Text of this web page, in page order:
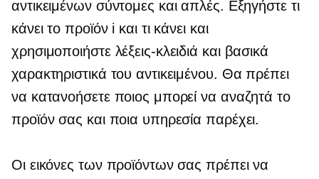
αντικειμένων σύντομες και απλές. Εξηγήστε τι
κάνει το προϊόν i και τι κάνει και
χρησιμοποιήστε λέξεις-κλειδιά και βασικά
χαρακτηριστικά του αντικειμένου. Θα πρέπει
να κατανοήσετε ποιος μπορεί να αναζητά το
προϊόν σας και ποια υπηρεσία παρέχει.
Οι εικόνες των προϊόντων σας πρέπει να